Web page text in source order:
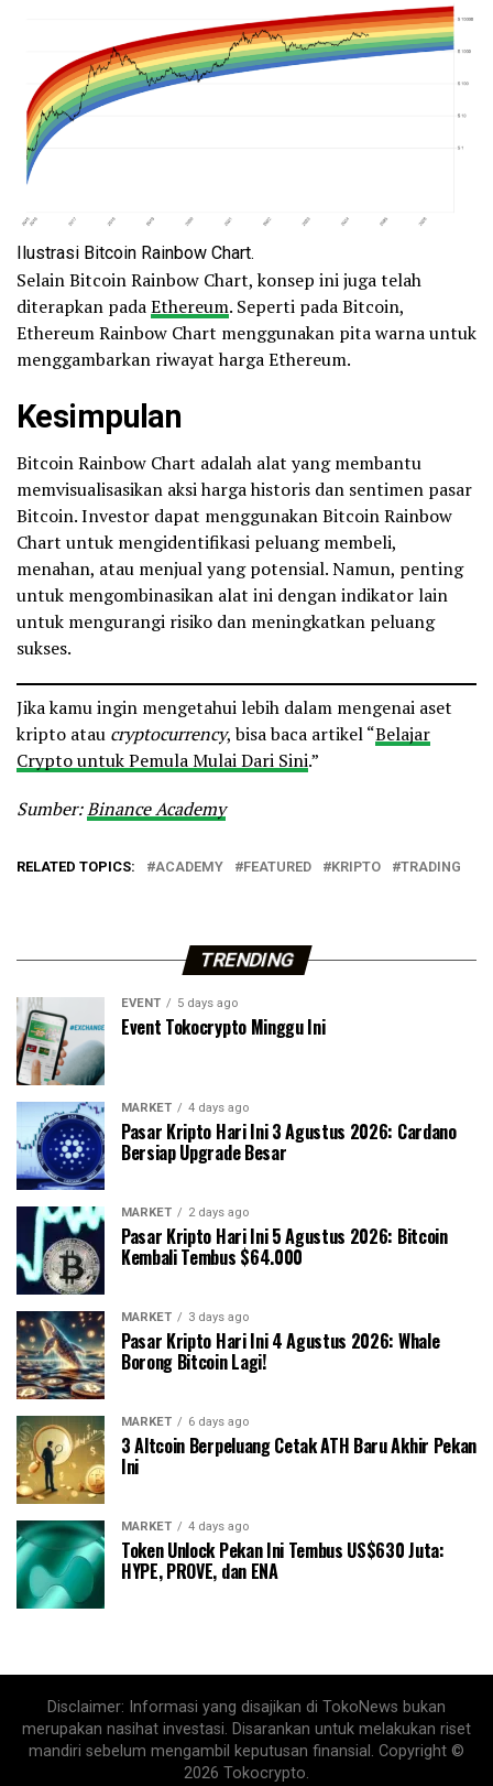
Ilustrasi Bitcoin Rainbow Chart.
Selain Bitcoin Rainbow Chart, konsep ini juga telah
diterapkan padaEthereum. Seperti pada Bitcoin,
Ethereum Rainbow Chart menggunakan pita warna untuk
menggambarkan riwayat harga Ethereum.
Kesimpulan
Bitcoin Rainbow Chart adalah alat yang membantu
memvisualisasikan aksi harga historis dan sentimen pasar
Bitcoin. Investor dapat menggunakan Bitcoin Rainbow
Chart untuk mengidentifikasi peluang membeli,
menahan, atau menjual yang potensial. Namun, penting
untuk mengombinasikan alat ini dengan indikator lain
untuk mengurangi risiko dan meningkatkan peluang
sukses.
Jika kamu ingin mengetahui lebih dalam mengenai aset
kripto atau cryptocurrency, bisa baca artikel “Belajar
Crypto untuk Pemula Mulai Dari Sini.”
Sumber:Binance Academy
RELATED TOPICS: ACADEMY FEATURED KRIPTO TRADING
TRENDING
EVENT 5 days ago
Event Tokocrypto Minggu Ini
MARKET 4 days ago
Pasar Kripto Hari Ini 3 Agustus 2026: Cardano
Bersiap Upgrade Besar
MARKET 2 days ago
Pasar Kripto Hari Ini 5 Agustus 2026: Bitcoin
Kembali Tembus $64.000
MARKET 3 days ago
Pasar Kripto Hari Ini 4 Agustus 2026: Whale
Borong Bitcoin Lagi!
MARKET 6 days ago
3 Altcoin Berpeluang Cetak ATH Baru Akhir Pekan
Ini
MARKET 4 days ago
Token Unlock Pekan Ini Tembus US$630 Juta:
HYPE, PROVE, dan ENA
Disclaimer: Informasi yang disajikan di TokoNews bukan
merupakan nasihat investasi. Disarankan untuk melakukan riset
mandiri sebelum mengambil keputusan finansial. Copyright ©
2026 Tokocrypto.